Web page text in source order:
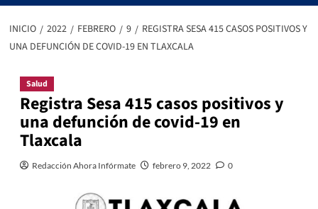
INICIO 2022 FEBRERO 9
REGISTRA SESA 415 CASOS POSITIVOS Y
UNA DEFUNCIÓN DE COVID-19 EN TLAXCALA
Salud
Registra Sesa 415 casos positivos y
una defunción de covid-19 en
Tlaxcala
Redacción Ahora Infórmate febrero 9, 2022 0